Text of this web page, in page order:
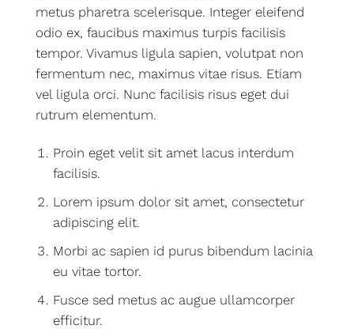
metus pharetra scelerisque. Integer eleifend
odio ex, faucibus maximus turpis facilisis
tempor. Vivamus ligula sapien, volutpat non
fermentum nec, maximus vitae risus. Etiam
vel ligula orci. Nunc facilisis risus eget dui
rutrum elementum.
Proin eget velit sit amet lacus interdum
facilisis.
Lorem ipsum dolor sit amet, consectetur
adipiscing elit.
Morbi ac sapien id purus bibendum lacinia
eu vitae tortor.
Fusce sed metus ac augue ullamcorper
efficitur.